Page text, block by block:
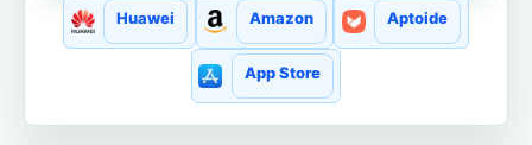
Huawei Amazon Aptoide
App Store